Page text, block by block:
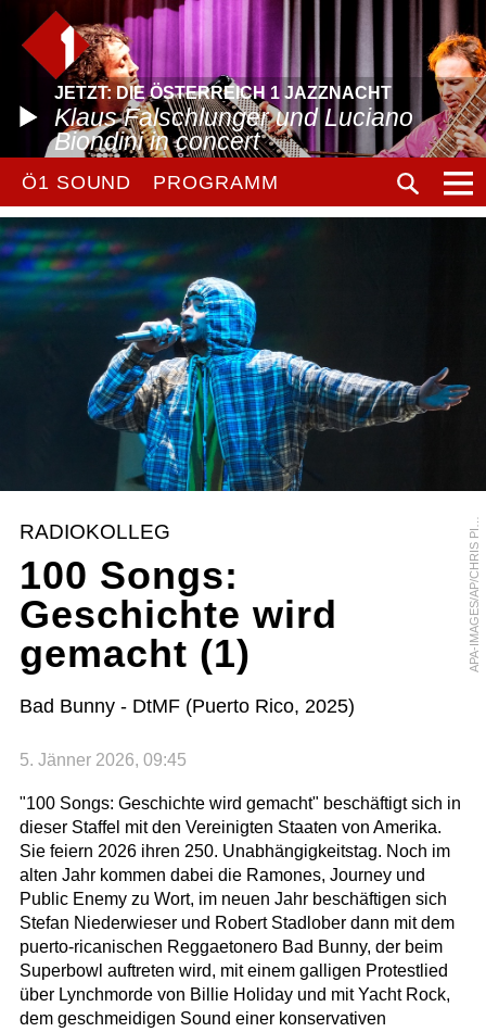
JETZT: DIE ÖSTERREICH 1 JAZZNACHT
Klaus Falschlunger und Luciano
Biondini in concert
Ö1 SOUND PROGRAMM
A
P
A
-
I
M
A
G
E
S
/
A
P
/
C
H
R
I
S
P
I
Z
Z
E
L
L
O
RADIOKOLLEG
100 Songs:
Geschichte wird
gemacht (1)
Bad Bunny - DtMF (Puerto Rico, 2025)
5. Jänner 2026, 09:45
"100 Songs: Geschichte wird gemacht" beschäftigt sich in
dieser Staffel mit den Vereinigten Staaten von Amerika.
Sie feiern 2026 ihren 250. Unabhängigkeitstag. Noch im
alten Jahr kommen dabei die Ramones, Journey und
Public Enemy zu Wort, im neuen Jahr beschäftigen sich
Stefan Niederwieser und Robert Stadlober dann mit dem
puerto-ricanischen Reggaetonero Bad Bunny, der beim
Superbowl auftreten wird, mit einem galligen Protestlied
über Lynchmorde von Billie Holiday und mit Yacht Rock,
dem geschmeidigen Sound einer konservativen